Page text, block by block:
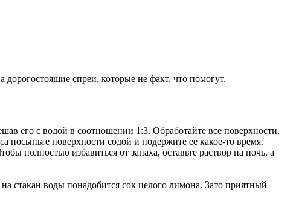
спреи, которые не факт, что помогут.
его с водой в соотношении 1:3. Обработайте все поверхности,
посыпьте поверхности содой и подержите ее какое-то время.
полностью избавиться от запаха, оставьте раствор на ночь, а
стакан воды понадобится сок целого лимона. Зато приятный